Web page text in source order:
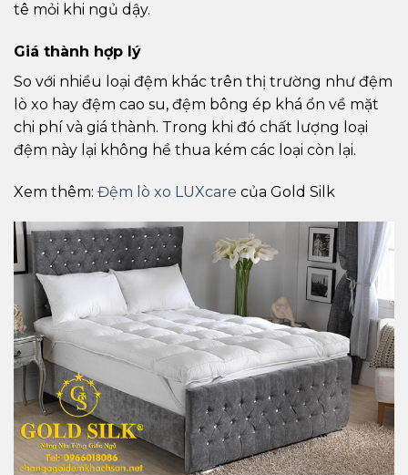
tê mỏi khi ngủ dậy.
Giá thành hợp lý
So với nhiều loại đệm khác trên thị trường như đệm
lò xo hay đệm cao su, đệm bông ép khá ổn về mặt
chi phí và giá thành. Trong khi đó chất lượng loại
đệm này lại không hề thua kém các loại còn lại.
Xem thêm: Đệm lò xo LUXcare của Gold Silk